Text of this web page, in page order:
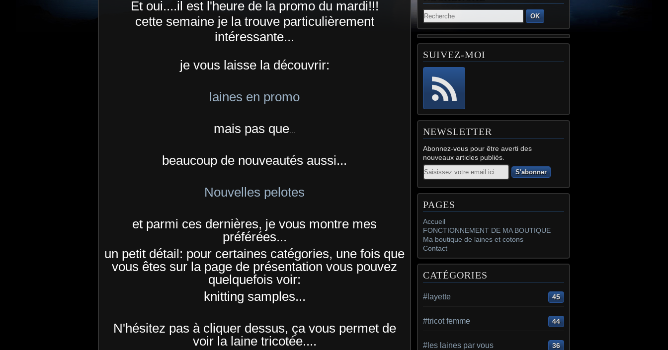
Et oui....il est l'heure de la promo du mardi!!!
cette semaine je la trouve particulièrement
intéressante...
je vous laisse la découvrir:
laines en promo
mais pas que
beaucoup de nouveautés aussi...
Nouvelles pelotes
et parmi ces dernières, je vous montre mes
préférées...
un petit détail: pour certaines catégories, une fois que
vous êtes sur la page de présentation vous pouvez
quelquefois voir:
knitting samples...
N'hésitez pas à cliquer dessus, ça vous permet de
voir la laine tricotée....
OK
SUIVEZ-MOI
NEWSLETTER
Abonnez-vous pour être averti des
nouveaux articles publiés.
Email
PAGES
Accueil
FONCTIONNEMENT DE MA BOUTIQUE
Ma boutique de laines et cotons
Contact
CATÉGORIES
#layette 45
#tricot femme 44
#les laines par vous 36